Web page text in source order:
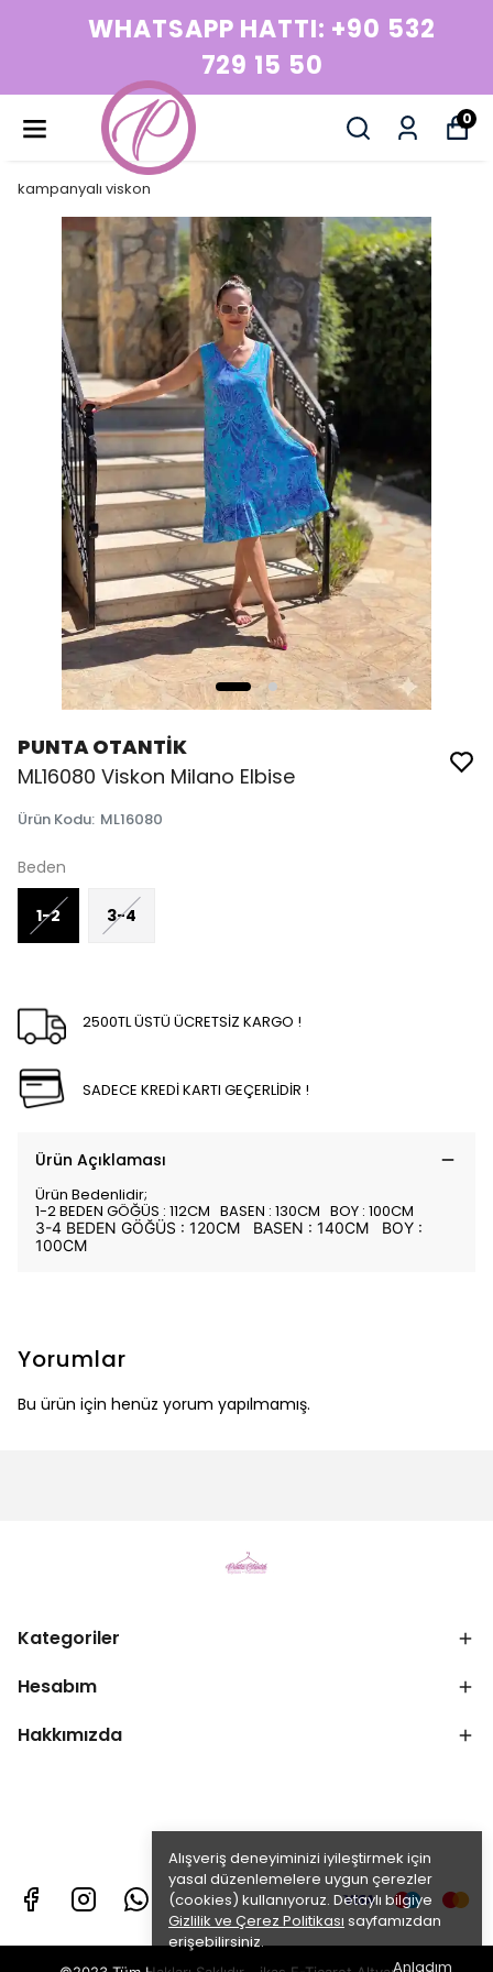
WHATSAPP HATTI: +90 532
729 15 50
0
Alışveriş deneyiminizi iyileştirmek için
yasal düzenlemelere uygun çerezler
(cookies) kullanıyoruz. Detaylı bilgiye
Gizlilik ve Çerez Politikası sayfamızdan
erişebilirsiniz.
Anladım
kampanyalı viskon
PUNTA OTANTİK
ML16080 Viskon Milano Elbise
Ürün Kodu: ML16080
Beden
1-2 3-4
2500TL ÜSTÜ ÜCRETSİZ KARGO !
SADECE KREDİ KARTI GEÇERLİDİR !
Ürün Açıklaması
Ürün Bedenlidir;
1-2 BEDEN GÖĞÜS : 112CM BASEN : 130CM BOY : 100CM
3-4 BEDEN GÖĞÜS : 120CM BASEN : 140CM BOY :
100CM
Yorumlar
Bu ürün için henüz yorum yapılmamış.
Kategoriler
Hesabım
Hakkımızda